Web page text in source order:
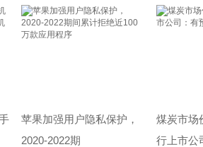
苹果加强用户隐私保护，
2020-2022期
煤炭市场
行上市公